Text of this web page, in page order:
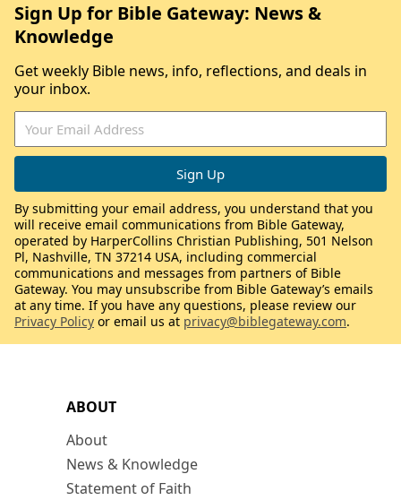
ABOUT
About
News & Knowledge
Statement of Faith
Sign Up for Bible Gateway: News &
Knowledge
Get weekly Bible news, info, reflections, and deals in
your inbox.
By submitting your email address, you understand that you
will receive email communications from Bible Gateway,
operated by HarperCollins Christian Publishing, 501 Nelson
Pl, Nashville, TN 37214 USA, including commercial
communications and messages from partners of Bible
Gateway. You may unsubscribe from Bible Gateway’s emails
at any time. If you have any questions, please review our
Privacy Policy or email us at privacy@biblegateway.com.